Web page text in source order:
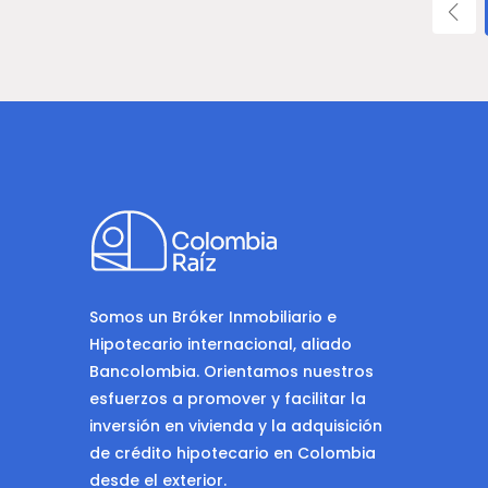
Somos un Bróker Inmobiliario e
Hipotecario internacional, aliado
Bancolombia. Orientamos nuestros
esfuerzos a promover y facilitar la
inversión en vivienda y la adquisición
de crédito hipotecario en Colombia
desde el exterior.